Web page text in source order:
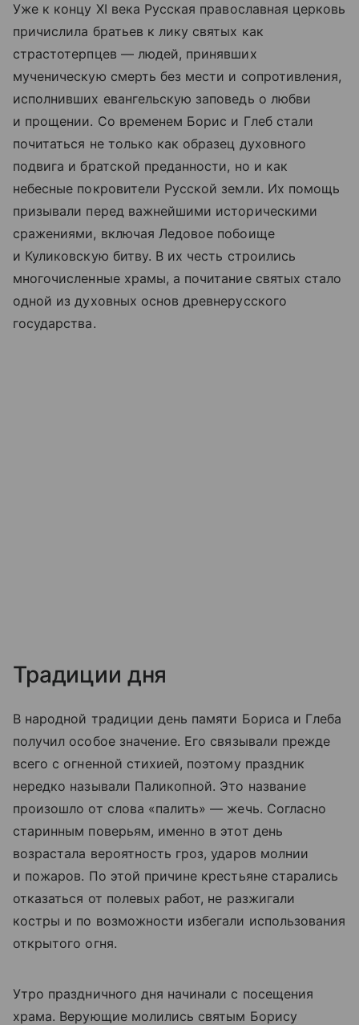
Уже к концу XI века Русская православная церковь
причислила братьев к лику святых как
страстотерпцев — людей, принявших
мученическую смерть без мести и сопротивления,
исполнивших евангельскую заповедь о любви
и прощении. Со временем Борис и Глеб стали
почитаться не только как образец духовного
подвига и братской преданности, но и как
небесные покровители Русской земли. Их помощь
призывали перед важнейшими историческими
сражениями, включая Ледовое побоище
и Куликовскую битву. В их честь строились
многочисленные храмы, а почитание святых стало
одной из духовных основ древнерусского
государства.
Традиции дня
В народной традиции день памяти Бориса и Глеба
получил особое значение. Его связывали прежде
всего с огненной стихией, поэтому праздник
нередко называли Паликопной. Это название
произошло от слова «палить» — жечь. Согласно
старинным поверьям, именно в этот день
возрастала вероятность гроз, ударов молнии
и пожаров. По этой причине крестьяне старались
отказаться от полевых работ, не разжигали
костры и по возможности избегали использования
открытого огня.
Утро праздничного дня начинали с посещения
храма. Верующие молились святым Борису